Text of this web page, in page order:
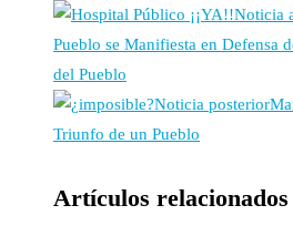
Noticia
Pueblo se Manifiesta en Defensa
del Pueblo
Noticia posterior
Triunfo de un Pueblo
Artículos relacionados